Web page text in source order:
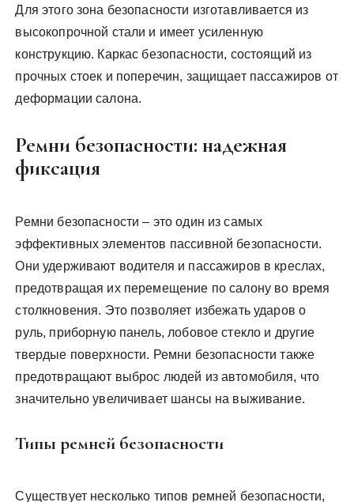
Для этого зона безопасности изготавливается из
высокопрочной стали и имеет усиленную
конструкцию. Каркас безопасности, состоящий из
прочных стоек и поперечин, защищает пассажиров от
деформации салона.
Ремни безопасности: надежная
фиксация
Ремни безопасности – это один из самых
эффективных элементов пассивной безопасности.
Они удерживают водителя и пассажиров в креслах,
предотвращая их перемещение по салону во время
столкновения. Это позволяет избежать ударов о
руль, приборную панель, лобовое стекло и другие
твердые поверхности. Ремни безопасности также
предотвращают выброс людей из автомобиля, что
значительно увеличивает шансы на выживание.
Типы ремней безопасности
Существует несколько типов ремней безопасности,